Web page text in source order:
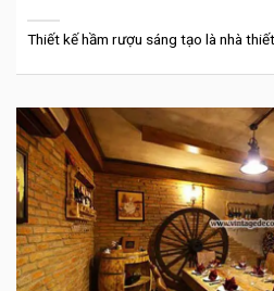
Thiết kế hầm rượu sáng tạo là nhà